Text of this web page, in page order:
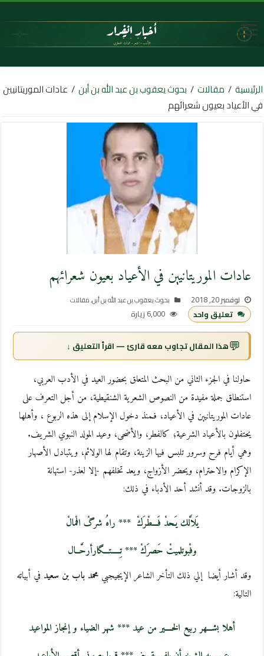
الرئيسية / مقالات / بحوث يعقوب بن عبد الله بن أبن / عادات الموريتانيين
في الأعياد بعيون شعرائهم
عادات الموريتانيين في الأعياد بعيون شعرائهم
نوفمبر 20, 2018 بحوث يعقوب بن عبد الله بن أبن,مقالات
تعليق واحد 6,000 زيارة
💬هذا المقال تجاوب معه قارئ — اقرأ التعليق ↓
حاولنا في الجزء الثاني من البحث المتعلق بحضور العيد في الأدب العربي،
استنطاق جملة مفيدة من النصوص الشعرية الشنقيطية، من أجل التعرف على
عادات الموريتانيين في الأعياد، فـمنذ دخول الإسلام إلى هذه الربوع ، وأهلها
يحتفلون بالأعياد الشرعية؛ كالفطر، والأضحى، وعيد المولد النبوي الشريف.
وهي أيام فرح وسرور تلبس فيها الزينة، وتقام لها الولائم، ويتبادل الأصهار
الإكرام والاحترام، ويحضر الأزواج، ويعد تخلفهم -إلا لعذر- استهانة
بالزوجات. وقد أنشد أحد الأدباء في ذلك:
يَلاَّلك يَـحدْ فَـــطْرَكْ *** راهُ شرگْ افْمالْ
وفْبوتلميتْ حَصرَكْ *** تِـــــتـــگارأرحَّــال
وقد أشار أيضا إلي ذلك التأخر الشاعر الإيجيجبيمحمد باب بن سعيد في أبياته
التالية:
أهلا بشـــهر ربيع الخــــير من عيد *** شهر الضياء و إنجاز المواعيد